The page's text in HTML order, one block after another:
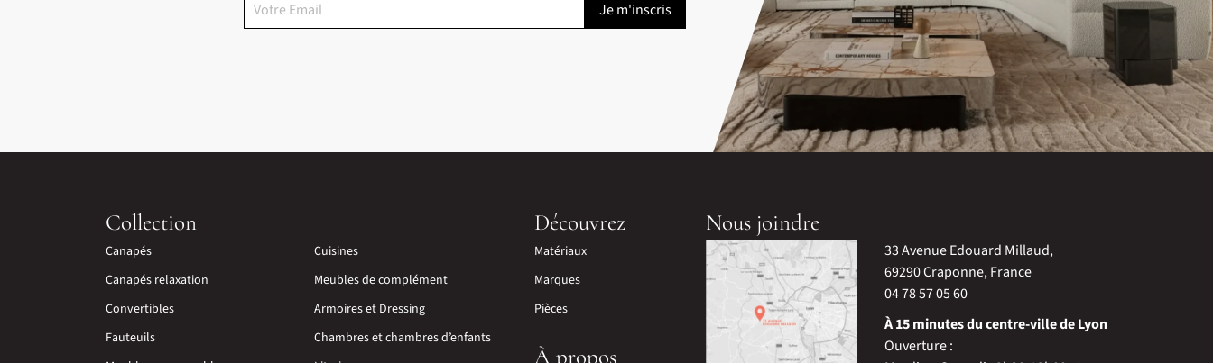
Collection
Canapés
Canapés relaxation
Convertibles
Fauteuils
Cuisines
Meubles de complément
Armoires et Dressing
Chambres et chambres d’enfants
Découvrez
Matériaux
Marques
Pièces
À propos
Nous joindre
33 Avenue Edouard Millaud,
69290 Craponne, France
04 78 57 05 60
À 15 minutes du centre-ville de Lyon
Ouverture :